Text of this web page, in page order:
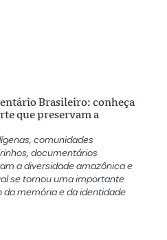
Brasileiro: conheça
que preservam a
comunidades
documentários
a diversidade amazônica e
se tornou uma importante
memória e da identidade